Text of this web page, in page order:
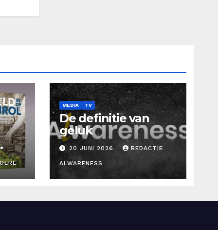
MEDIA TV
De definitie van
geluk
20 JUNI 2026 REDACTIE
ALWARENESS